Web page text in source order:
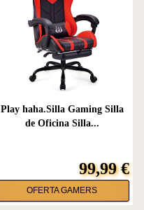
Play haha.Silla Gaming Silla
de Oficina Silla...
99,99 €
OFERTA GAMERS